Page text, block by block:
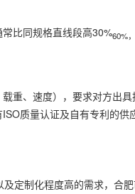
比同规格直线段高30%60%
重、速度），要求对方出
质量认证及自有专利的供
定制化程度高的需求，合